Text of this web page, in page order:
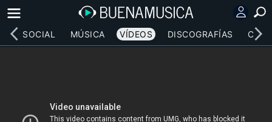
RED SOCIAL MÚSICA VÍDEOS DISCOGRAFÍAS